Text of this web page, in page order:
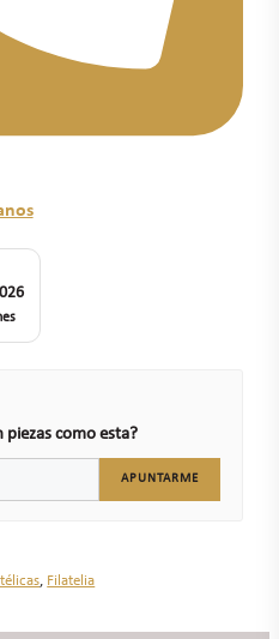
piezas como esta?
APUNTARME
, Filatelia